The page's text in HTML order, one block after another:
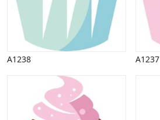
A1238 A1237